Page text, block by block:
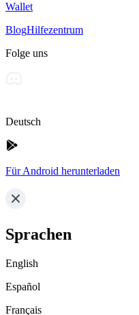
Wallet
BlogHilfezentrum
Folge uns
Deutsch
Für Android herunterladen
Sprachen
English
Español
Français